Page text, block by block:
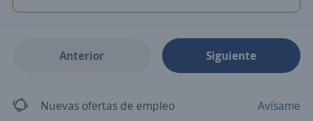
Anterior Siguiente
Nuevas ofertas de empleo Avísame